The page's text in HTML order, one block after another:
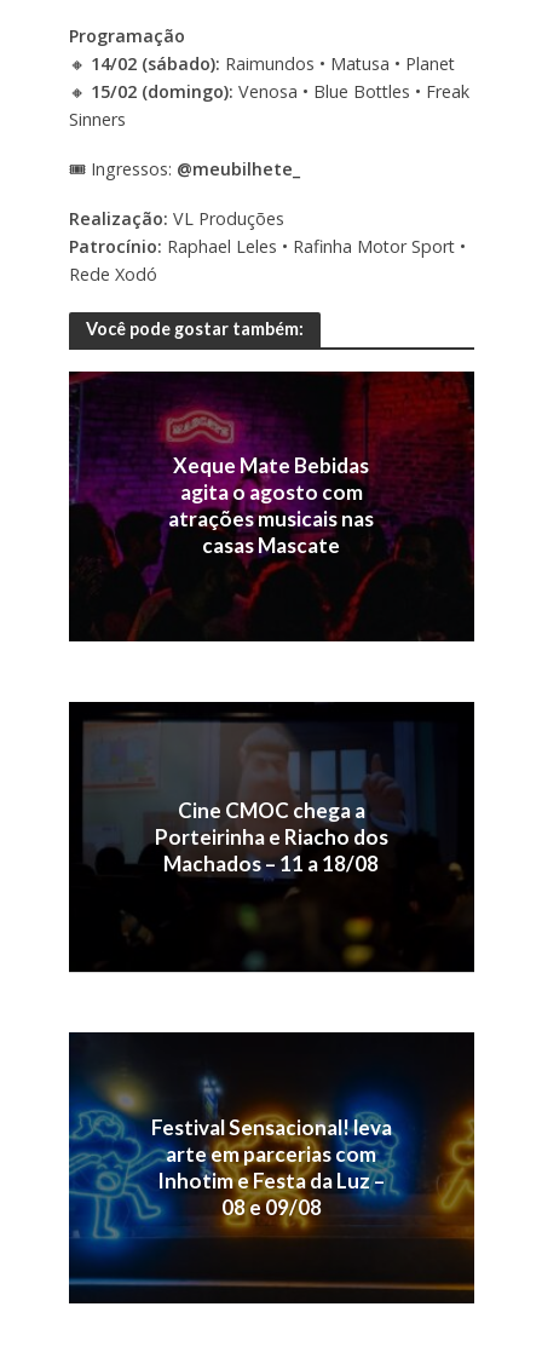
Programação
🔸 14/02 (sábado): Raimundos • Matusa • Planet
🔸 15/02 (domingo): Venosa • Blue Bottles • Freak
Sinners
🎟 Ingressos: @meubilhete_
Realização: VL Produções
Patrocínio: Raphael Leles • Rafinha Motor Sport •
Rede Xodó
Você pode gostar também:
Xeque Mate Bebidas
agita o agosto com
atrações musicais nas
casas Mascate
Cine CMOC chega a
Porteirinha e Riacho dos
Machados – 11 a 18/08
Festival Sensacional! leva
arte em parcerias com
Inhotim e Festa da Luz –
08 e 09/08